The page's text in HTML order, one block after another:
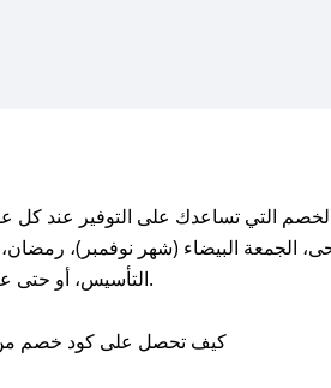
التي تساعدك على التوفير عند كل
البيضاء (شهر نوفمبر)، رمضان،
التأسيس، أو
معنا عبر تويتر أو البريد